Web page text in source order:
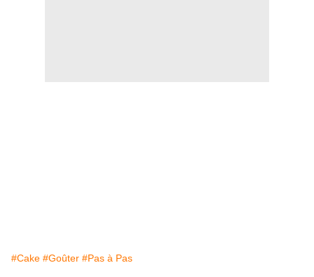
#Cake #Goûter #Pas à Pas